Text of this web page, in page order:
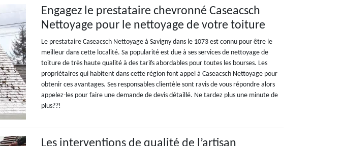
Engagez le prestataire chevronné Caseacsch
Nettoyage pour le nettoyage de votre toiture
Le prestataire Caseacsch Nettoyage à Savigny dans le 1073 est connu pour être le
meilleur dans cette localité. Sa popularité est due à ses services de nettoyage de
toiture de très haute qualité à des tarifs abordables pour toutes les bourses. Les
propriétaires qui habitent dans cette région font appel à Caseacsch Nettoyage pour
obtenir ces avantages. Ses responsables clientèle sont ravis de vous répondre alors
appelez-les pour faire une demande de devis détaillé. Ne tardez plus une minute de
plus??!
Les interventions de qualité de l’artisan